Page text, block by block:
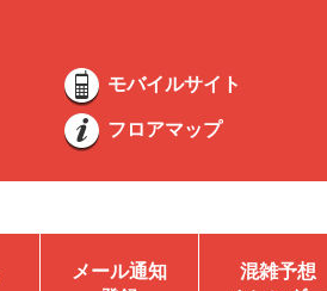
モバイルサイト
フロアマップ
メール通知
混雑予想